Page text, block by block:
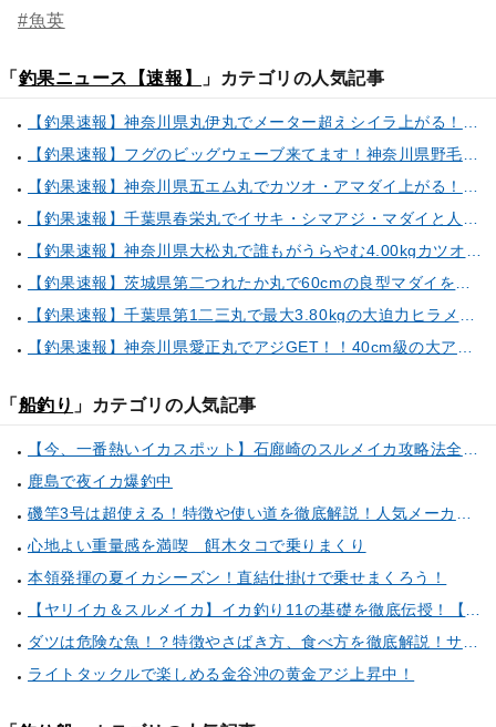
#魚英
「 釣果ニュース【速報】 」カテゴリの人気記事
「 船釣り 」カテゴリの人気記事
鹿島で夜イカ爆釣中
心地よい重量感を満喫 餌木タコで乗りまくり
本領発揮の夏イカシーズン！直結仕掛けで乗せまくろう！
ライトタックルで楽しめる金谷沖の黄金アジ上昇中！